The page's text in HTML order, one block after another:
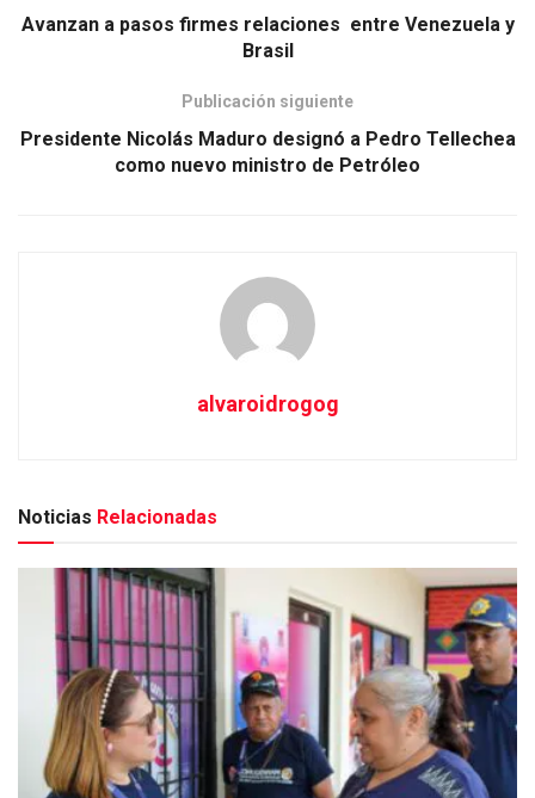
Avanzan a pasos firmes relaciones entre Venezuela y
Brasil
Publicación siguiente
Presidente Nicolás Maduro designó a Pedro Tellechea
como nuevo ministro de Petróleo
alvaroidrogog
Noticias Relacionadas